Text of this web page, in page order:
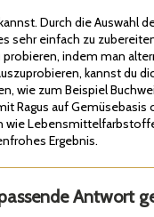
Durch die Auswahl
sehr einfach zu
indem man
kannst du
wie zum Beispiel
Ragus auf
Ergebnis.
Antwort